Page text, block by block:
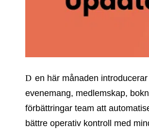
Den här månaden introducerar vi uppdateringar som minskar friktionen mellan anmälningar till
evenemang, medlemskap,
förbättringar team att
bättre operativ kontroll med